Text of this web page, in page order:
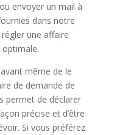
envoyer un mail à
dans notre
une affaire
même de le
de demande de
permet de déclarer
précise et d’être
Si vous préférez